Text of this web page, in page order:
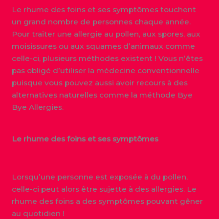
Le rhume des foins et ses symptômes touchent
un grand nombre de personnes chaque année.
Pour traiter une allergie au pollen, aux spores, aux
moisissures ou aux squames d’animaux comme
celle-ci, plusieurs méthodes existent ! Vous n’êtes
pas obligé d’utiliser la médecine conventionnelle
puisque vous pouvez aussi avoir recours à des
alternatives naturelles comme la méthode Bye
Bye Allergies.
Le rhume des foins et ses symptômes
Lorsqu’une personne est exposée à du pollen,
celle-ci peut alors être sujette à des allergies. Le
rhume des foins a des symptômes pouvant gêner
au quotidien !